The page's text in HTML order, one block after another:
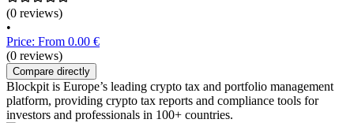
(0 reviews)
•
Price: From 0.00 €
(0 reviews)
Compare directly
Blockpit is Europe’s leading crypto tax and portfolio management
platform, providing crypto tax reports and compliance tools for
investors and professionals in 100+ countries.